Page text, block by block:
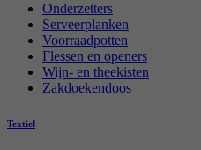
Onderzetters
Serveerplanken
Voorraadpotten
Flessen en openers
Wijn- en theekisten
Zakdoekendoos
Textiel